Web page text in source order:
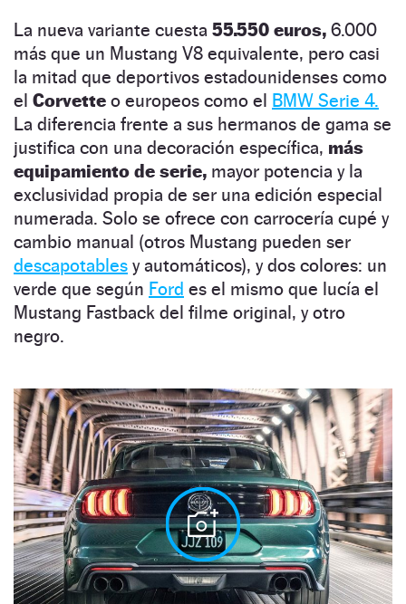
La nueva variante cuesta 55.550 euros, 6.000
más que un Mustang V8 equivalente, pero casi
la mitad que deportivos estadounidenses como
el Corvette o europeos como el BMW Serie 4.
La diferencia frente a sus hermanos de gama se
justifica con una decoración específica, más
equipamiento de serie, mayor potencia y la
exclusividad propia de ser una edición especial
numerada. Solo se ofrece con carrocería cupé y
cambio manual (otros Mustang pueden ser
descapotables y automáticos), y dos colores: un
verde que según Ford es el mismo que lucía el
Mustang Fastback del filme original, y otro
negro.